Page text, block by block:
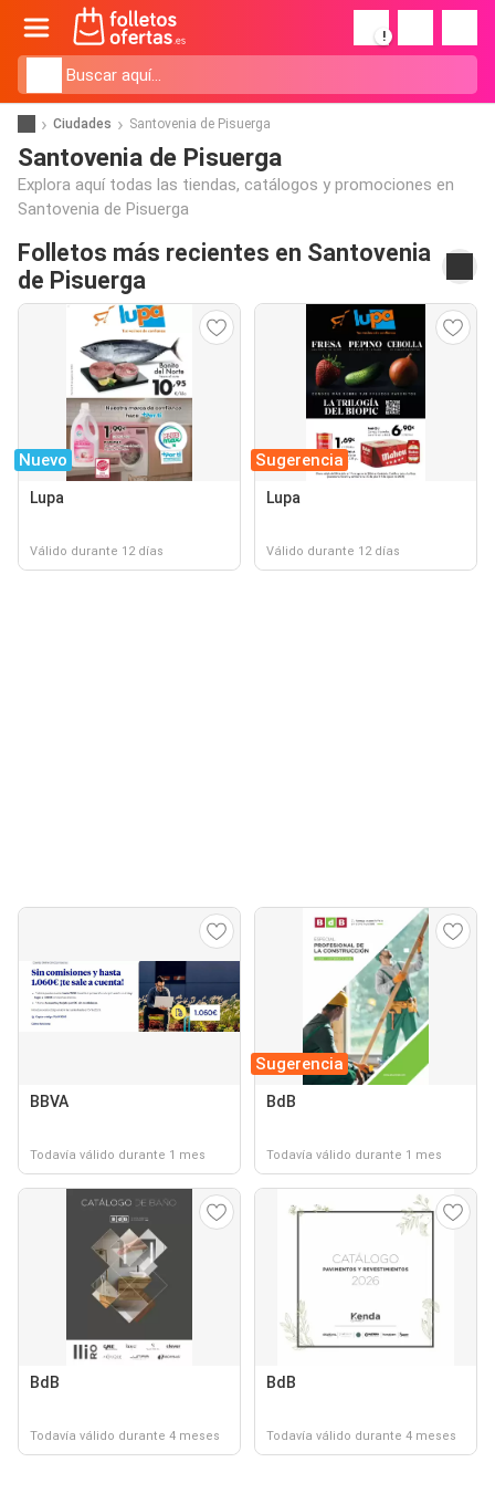
!
Ciudades Santovenia de Pisuerga
Santovenia de Pisuerga
Explora aquí todas las tiendas, catálogos y promociones en
Santovenia de Pisuerga
Folletos más recientes en Santovenia
de Pisuerga
Nuevo
Lupa
Válido durante 12 días
Sugerencia
Lupa
Válido durante 12 días
BBVA
Todavía válido durante 1 mes
Sugerencia
BdB
Todavía válido durante 1 mes
BdB
Todavía válido durante 4 meses
BdB
Todavía válido durante 4 meses